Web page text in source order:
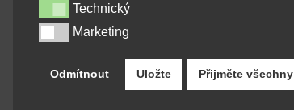
TechnickýTechnický
MarketingMarketing
Odmítnout Uložte Přijměte všechny